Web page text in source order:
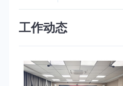
工作动态